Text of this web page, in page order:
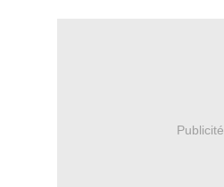
Publicité